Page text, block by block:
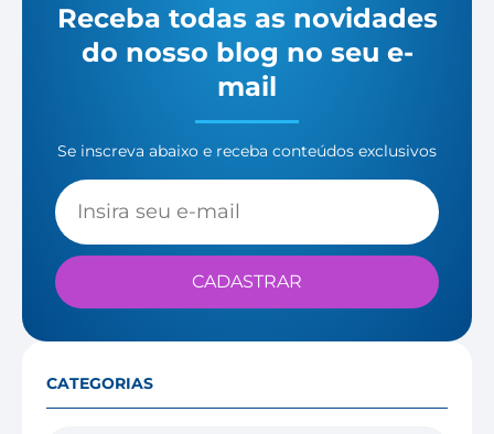
Receba todas as novidades
do nosso blog no seu e-
mail
Se inscreva abaixo e receba conteúdos exclusivos
CADASTRAR
CATEGORIAS